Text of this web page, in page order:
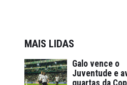
MAIS LIDAS
Galo vence o
Juventude e
quartas da